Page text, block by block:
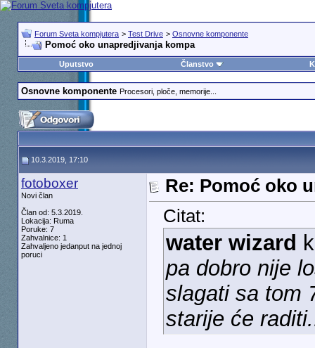
Forum Sveta kompjutera > Test Drive > Osnovne komponente
Pomoć oko unapredjivanja kompa
Uputstvo Članstvo
Osnovne komponente Procesori, ploče, memorije...
10.3.2019, 17:10
fotoboxer
Novi član
Član od: 5.3.2019.
Lokacija: Ruma
Poruke: 7
Zahvalnice: 1
Zahvaljeno jedanput na jednoj
poruci
Re: Pomoć oko
Citat:
water wizard
pa dobro nije
slagati sa tom
starije će